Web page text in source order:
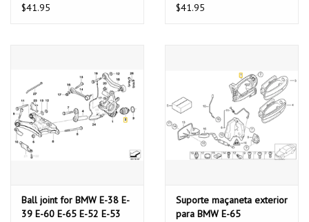
$41.95
$41.95
Ball joint for BMW E-38 E-
39 E-60 E-65 E-52 E-53
Suporte maçaneta exterior
para BMW E-65